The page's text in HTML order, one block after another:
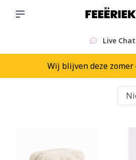
Sinds 2015
Wij blijven deze zomer